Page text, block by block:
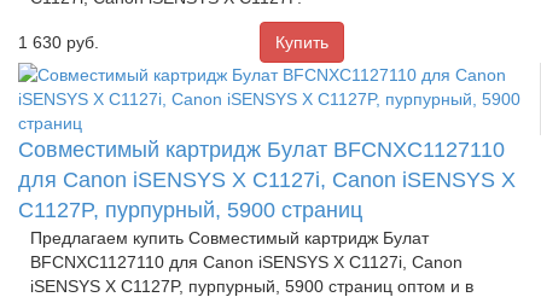
1 630 руб.
Совместимый картридж Булат BFCNXC1127110
для Canon iSENSYS X C1127i, Canon iSENSYS X
C1127P, пурпурный, 5900 страниц
Предлагаем купить Совместимый картридж Булат
BFCNXC1127110 для Canon iSENSYS X C1127i, Canon
iSENSYS X C1127P, пурпурный, 5900 страниц оптом и в